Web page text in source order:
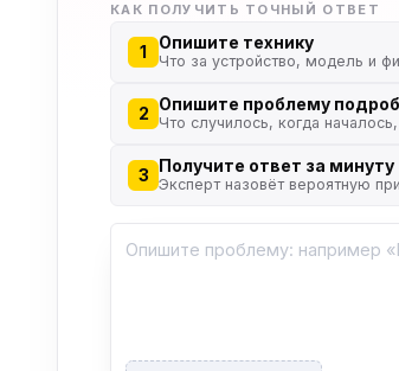
КАК ПОЛУЧИТЬ ТОЧНЫЙ ОТВЕТ
1 Опишите технику
Что за устройство, модель и
2 Опишите проблему
Что случилось, когда
3 Получите ответ за минуту
Эксперт назовёт вероятную